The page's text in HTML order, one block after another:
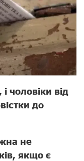
і чоловіки від
до
не
якщо є